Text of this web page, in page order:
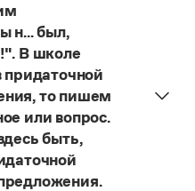
курс
н... был,
В школе
придаточной
то пишем
или вопрос.
быть,